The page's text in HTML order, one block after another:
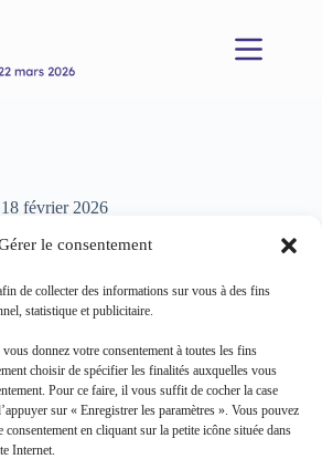
le consentement
de collecter des informations sur vous à des fins
statistique et publicitaire.
donnez votre consentement à toutes les fins
choisir de spécifier les finalités auxquelles vous
Pour ce faire, il vous suffit de cocher la case
sur « Enregistrer les paramètres ». Vous pouvez
en cliquant sur la petite icône située dans
Internet.
18 février 2026